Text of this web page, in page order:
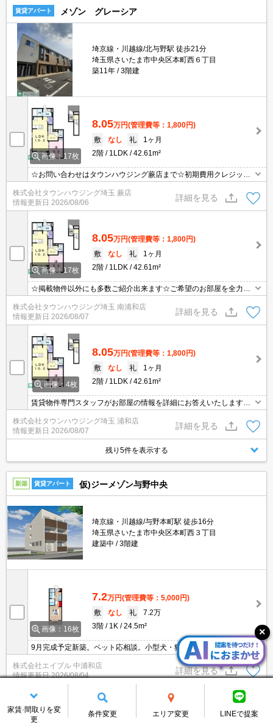
賃貸アパート メゾン グレーシア
埼京線・川越線/北与野駅 徒歩21分
埼玉県さいたま市中央区本町西６丁目
築11年
3階建
画像：17枚
8.05万円(管理費等：1,800円)
敷
なし 礼
1ヶ月
2階
1LDK 42.61m²
☆お問い合わせはタウンハウジング蕨店まで☆初期費用クレジット
決済相談☆オンラインでの内見・契約もお気軽にご相談ください！
株式会社タウンハウジング埼玉 蕨店
情報更新日 2026/08/06
詳細を見る
画像：17枚
8.05万円(管理費等：1,800円)
敷
なし 礼
1ヶ月
2階
1LDK 42.61m²
☆掲載物件以外にも多数ご紹介出来ます☆ご希望のお部屋を全力で
お探しさせて頂きます♪
株式会社タウンハウジング埼玉 南浦和店
情報更新日 2026/08/07
詳細を見る
画像：4枚
8.05万円(管理費等：1,800円)
敷
なし 礼
1ヶ月
2階
1LDK 42.61m²
賃貸物件専門スタッフがお部屋の情報を詳細にお答えいたします。
お問合わせはタウンハウジング浦和店まで♪
株式会社タウンハウジング埼玉 浦和店
情報更新日 2026/08/07
詳細を見る
残り5件を表示する
新築 賃貸アパート 仮)ジーメゾン与野中央
埼京線・川越線/与野本町駅 徒歩16分
埼玉県さいたま市中央区本町西３丁目
建築中
3階建
画像：16枚
7.2万円(管理費等：5,000円)
敷
なし 礼
7.2万
3階
1K 24.5m²
9月完成予定新築。ペット応相談。小型犬・猫計2匹まで飼育可。バ
イク応相談。安心のオートロック。インターネット無料。便利な宅
配BOX。買い物便利。当店のお薦め物件。内見予約受付中。内観写
真は完成予想図。
株式会社エイブル 中浦和店
情報更新日2026/08/04
詳細を見る
7.2万円
(管理費等：5,000円)
家賃·間取りを変
更
条件変更 エリア変更 LINEで提案